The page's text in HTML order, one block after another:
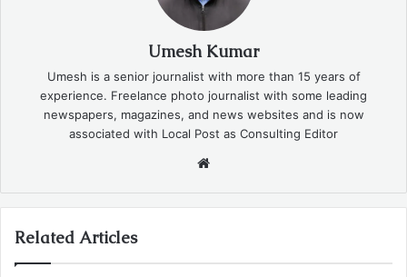
Umesh Kumar
Umesh is a senior journalist with more than 15 years of
experience. Freelance photo journalist with some leading
newspapers, magazines, and news websites and is now
associated with Local Post as Consulting Editor
Related Articles